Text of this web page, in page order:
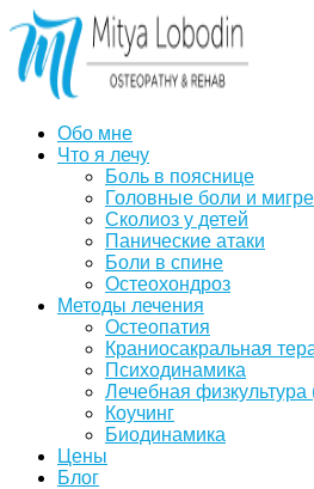
Обо мне
Что я лечу
Боль в пояснице
Головные боли и
Сколиоз у детей
Панические атаки
Боли в спине
Остеохондроз
Методы лечения
Остеопатия
Краниосакральная
Психодинамика
Лечебная
Коучинг
Биодинамика
Цены
Блог